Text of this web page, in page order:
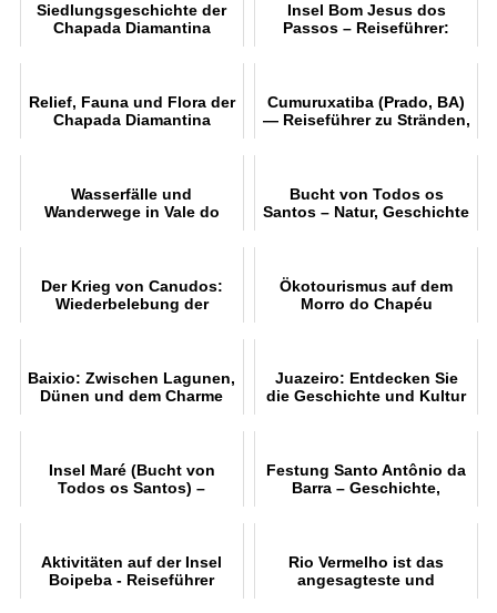
Siedlungsgeschichte der
Chapada Diamantina
Insel Bom Jesus dos
Passos – Reiseführer:
Relief, Fauna und Flora der
Chapada Diamantina
Cumuruxatiba (Prado, BA)
— Reiseführer zu Stränden,
Wasserfälle und
Wanderwege in Vale do
Bucht von Todos os
Santos – Natur, Geschichte
Der Krieg von Canudos:
Wiederbelebung der
Ökotourismus auf dem
Morro do Chapéu
Baixio: Zwischen Lagunen,
Dünen und dem Charme
Juazeiro: Entdecken Sie
die Geschichte und Kultur
Insel Maré (Bucht von
Todos os Santos) –
Festung Santo Antônio da
Barra – Geschichte,
Aktivitäten auf der Insel
Boipeba - Reiseführer
Rio Vermelho ist das
angesagteste und